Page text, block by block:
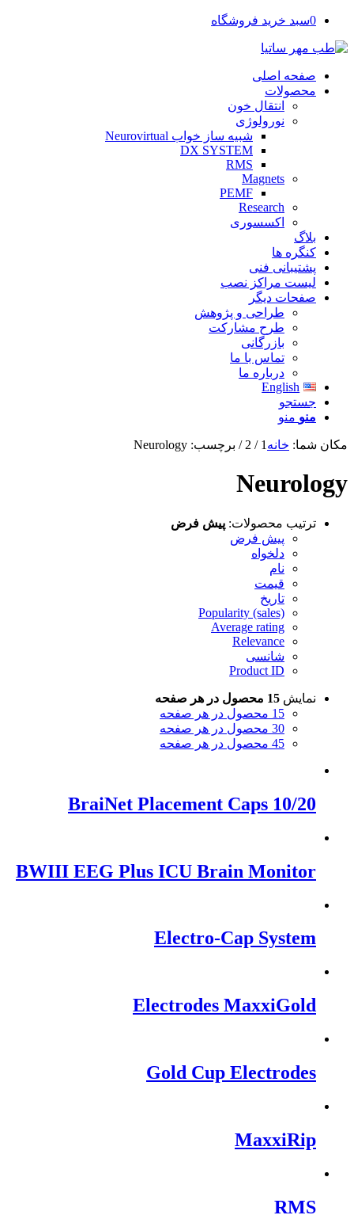
0سبد خرید فروشگاه
صفحه اصلی
محصولات
انتقال خون
نورولوژی
شبیه ساز خواب Neurovirtual
DX SYSTEM
RMS
Magnets
PEMF
Research
اکسسوری
بلاگ
کنگره ها
پشتیبانی فنی
لیست مراکز نصب
صفحات دیگر
طراحی و پژوهش
طرح مشارکت
بازرگانی
تماس با ما
درباره ما
English
جستجو
منو منو
مکان شما: خانه 1
/
2
/ برچسب: Neurology
Neurology
ترتیب محصولات: پیش فرض
پیش فرض
دلخواه
نام
قیمت
تاریخ
Popularity (sales)
Average rating
Relevance
شانسی
Product ID
نمایش 15 محصول در هر صفحه
15 محصول در هر صفحه
30 محصول در هر صفحه
45 محصول در هر صفحه
10/20 BraiNet Placement Caps
BWIII EEG Plus ICU Brain Monitor
Electro-Cap System
Electrodes MaxxiGold
Gold Cup Electrodes
MaxxiRip
RMS